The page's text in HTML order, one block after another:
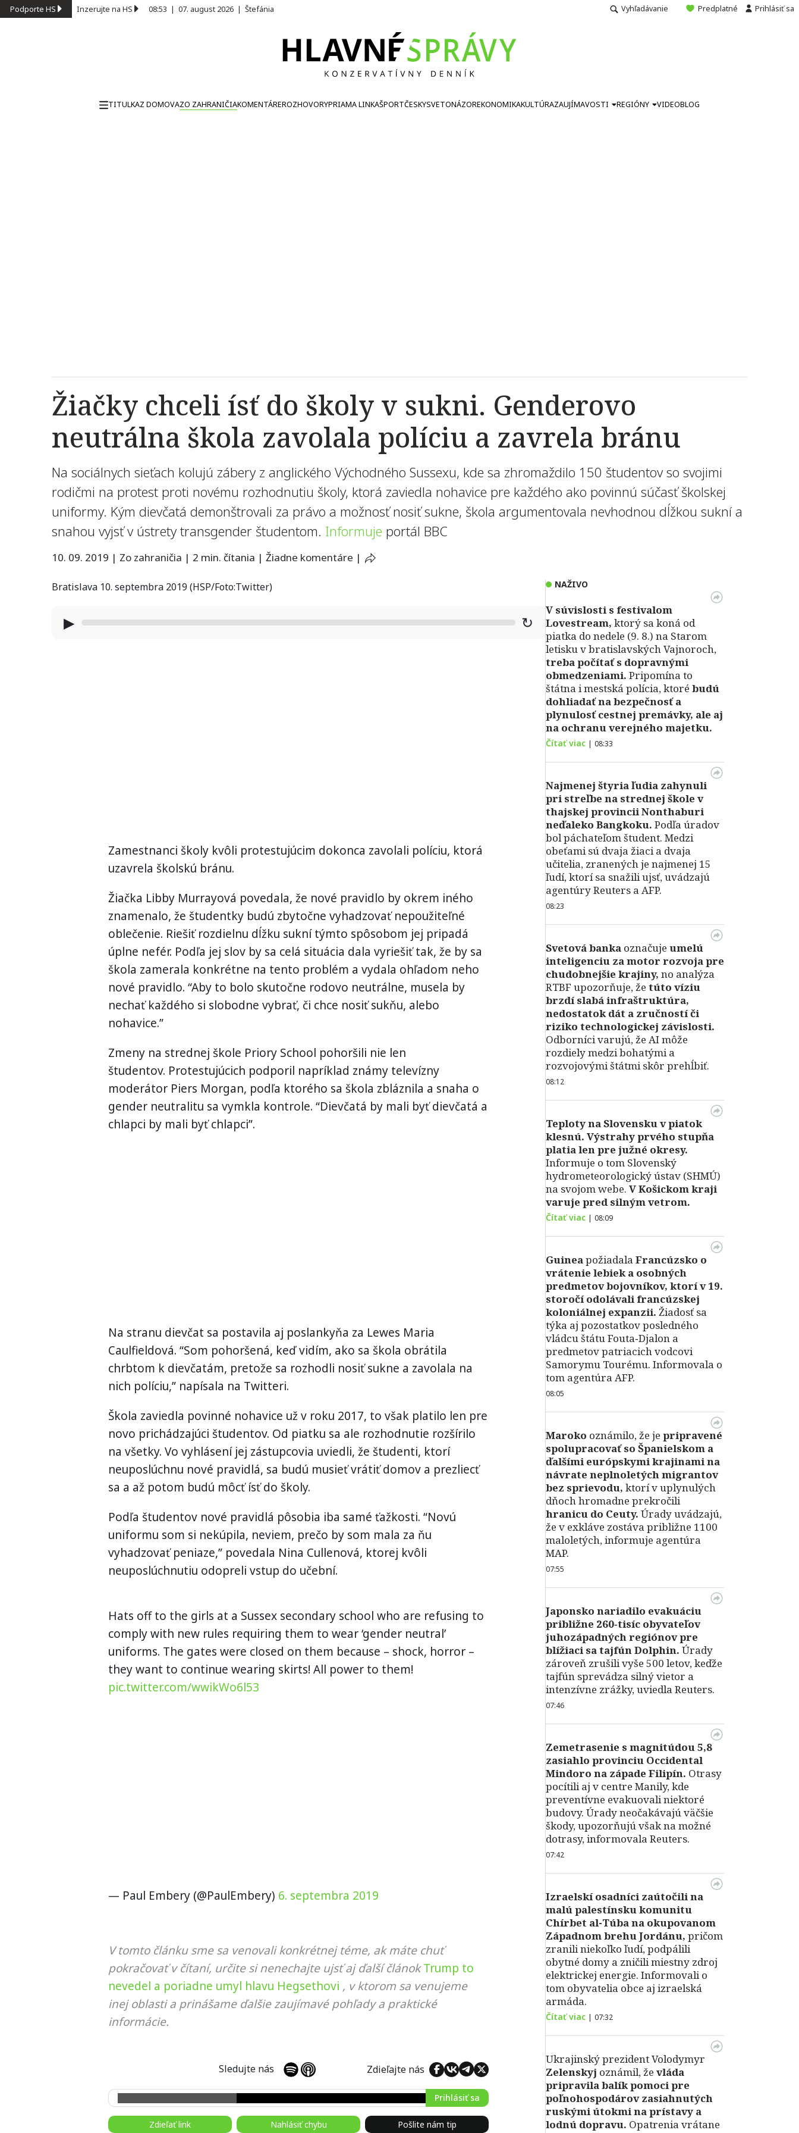
Podporte HS Inzerujte na HS 08:53 | 07. august 2026 | Štefánia Vyhľadávanie Predplatné Prihlásiť sa
TITULKAZ DOMOVAZO ZAHRANIČIAKOMENTÁREROZHOVORYPRIAMA LINKAŠPORTČESKYSVETONÁZOREKONOMIKAKULTÚRAZAUJÍMAVOSTI REGIÓNY VIDEOBLOG
Žiačky chceli ísť do školy v sukni. Genderovo
neutrálna škola zavolala políciu a zavrela bránu
Na sociálnych sieťach kolujú zábery z anglického Východného Sussexu, kde sa zhromaždilo 150 študentov so svojimi
rodičmi na protest proti novému rozhodnutiu školy, ktorá zaviedla nohavice pre každého ako povinnú súčasť školskej
uniformy. Kým dievčatá demonštrovali za právo a možnosť nosiť sukne, škola argumentovala nevhodnou dĺžkou sukní a
snahou vyjsť v ústrety transgender študentom. Informuje portál BBC
10. 09. 2019 | Zo zahraničia | 2 min. čítania | Žiadne komentáre |
Bratislava 10. septembra 2019 (HSP/Foto:Twitter)
▶ ↻
Zamestnanci školy kvôli protestujúcim dokonca zavolali políciu, ktorá
uzavrela školskú bránu.
Žiačka Libby Murrayová povedala, že nové pravidlo by okrem iného
znamenalo, že študentky budú zbytočne vyhadzovať nepoužiteľné
oblečenie. Riešiť rozdielnu dĺžku sukní týmto spôsobom jej pripadá
úplne nefér. Podľa jej slov by sa celá situácia dala vyriešiť tak, že by sa
škola zamerala konkrétne na tento problém a vydala ohľadom neho
nové pravidlo. “Aby to bolo skutočne rodovo neutrálne, musela by
nechať každého si slobodne vybrať, či chce nosiť sukňu, alebo
nohavice.”
Zmeny na strednej škole Priory School pohoršili nie len
študentov. Protestujúcich podporil napríklad známy televízny
moderátor Piers Morgan, podľa ktorého sa škola zbláznila a snaha o
gender neutralitu sa vymkla kontrole. “Dievčatá by mali byť dievčatá a
chlapci by mali byť chlapci”.
Na stranu dievčat sa postavila aj poslankyňa za Lewes Maria
Caulfieldová. “Som pohoršená, keď vidím, ako sa škola obrátila
chrbtom k dievčatám, pretože sa rozhodli nosiť sukne a zavolala na
nich políciu,” napísala na Twitteri.
Škola zaviedla povinné nohavice už v roku 2017, to však platilo len pre
novo prichádzajúci študentov. Od piatku sa ale rozhodnutie rozšírilo
na všetky. Vo vyhlásení jej zástupcovia uviedli, že študenti, ktorí
neuposlúchnu nové pravidlá, sa budú musieť vrátiť domov a prezliecť
sa a až potom budú môcť ísť do školy.
Podľa študentov nové pravidlá pôsobia iba samé ťažkosti. “Novú
uniformu som si nekúpila, neviem, prečo by som mala za ňu
vyhadzovať peniaze,” povedala Nina Cullenová, ktorej kvôli
neuposlúchnutiu odopreli vstup do učební.
Hats off to the girls at a Sussex secondary school who are refusing to
comply with new rules requiring them to wear ‘gender neutral’
uniforms. The gates were closed on them because – shock, horror –
they want to continue wearing skirts! All power to them!
pic.twitter.com/wwikWo6l53
— Paul Embery (@PaulEmbery) 6. septembra 2019
V tomto článku sme sa venovali konkrétnej téme, ak máte chuť
pokračovať v čítaní, určite si nenechajte ujsť aj ďalší článok Trump to
nevedel a poriadne umyl hlavu Hegsethovi , v ktorom sa venujeme
inej oblasti a prinášame ďalšie zaujímavé pohľady a praktické
informácie.
Sledujte nás Zdieľajte nás
Prihlásiť sa
Zdieľať link Nahlásiť chybu Pošlite nám tip
NAŽIVO
V súvislosti s festivalom
Lovestream, ktorý sa koná od
piatka do nedele (9. 8.) na Starom
letisku v bratislavských Vajnoroch,
treba počítať s dopravnými
obmedzeniami. Pripomína to
štátna i mestská polícia, ktoré budú
dohliadať na bezpečnosť a
plynulosť cestnej premávky, ale aj
na ochranu verejného majetku.
Čítať viac | 08:33
Najmenej štyria ľudia zahynuli
pri streľbe na strednej škole v
thajskej provincii Nonthaburi
neďaleko Bangkoku. Podľa úradov
bol páchateľom študent. Medzi
obeťami sú dvaja žiaci a dvaja
učitelia, zranených je najmenej 15
ľudí, ktorí sa snažili ujsť, uvádzajú
agentúry Reuters a AFP.
08:23
Svetová banka označuje umelú
inteligenciu za motor rozvoja pre
chudobnejšie krajiny, no analýza
RTBF upozorňuje, že túto víziu
brzdí slabá infraštruktúra,
nedostatok dát a zručností či
riziko technologickej závislosti.
Odborníci varujú, že AI môže
rozdiely medzi bohatými a
rozvojovými štátmi skôr prehĺbiť.
08:12
Teploty na Slovensku v piatok
klesnú. Výstrahy prvého stupňa
platia len pre južné okresy.
Informuje o tom Slovenský
hydrometeorologický ústav (SHMÚ)
na svojom webe. V Košickom kraji
varuje pred silným vetrom.
Čítať viac | 08:09
Guineapožiadala Francúzsko o
vrátenie lebiek a osobných
predmetov bojovníkov, ktorí v 19.
storočí odolávali francúzskej
koloniálnej expanzii. Žiadosť sa
týka aj pozostatkov posledného
vládcu štátu Fouta‑Djalon a
predmetov patriacich vodcovi
Samorymu Tourému. Informovala o
tom agentúra AFP.
08:05
Maroko oznámilo, že je pripravené
spolupracovať so Španielskom a
ďalšími európskymi krajinami na
návrate neplnoletých migrantov
bez sprievodu, ktorí v uplynulých
dňoch hromadne prekročili
hranicu do Ceuty. Úrady uvádzajú,
že v exkláve zostáva približne 1100
maloletých, informuje agentúra
MAP.
07:55
Japonsko nariadilo evakuáciu
približne 260‑tisíc obyvateľov
juhozápadných regiónov pre
blížiaci sa tajfún Dolphin. Úrady
zároveň zrušili vyše 500 letov, keďže
tajfún sprevádza silný vietor a
intenzívne zrážky, uviedla Reuters.
07:46
Zemetrasenie s magnitúdou 5,8
zasiahlo provinciu Occidental
Mindoro na západe Filipín. Otrasy
pocítili aj v centre Manily, kde
preventívne evakuovali niektoré
budovy. Úrady neočakávajú väčšie
škody, upozorňujú však na možné
dotrasy, informovala Reuters.
07:42
Izraelskí osadníci zaútočili na
malú palestínsku komunitu
Chírbet al-Túba na okupovanom
Západnom brehu Jordánu, pričom
zranili niekoľko ľudí, podpálili
obytné domy a zničili miestny zdroj
elektrickej energie. Informovali o
tom obyvatelia obce aj izraelská
armáda.
Čítať viac | 07:32
Ukrajinský prezident Volodymyr
Zelenskyj oznámil, že vláda
pripravila balík pomoci pre
poľnohospodárov zasiahnutých
ruskými útokmi na prístavy a
lodnú dopravu. Opatrenia vrátane